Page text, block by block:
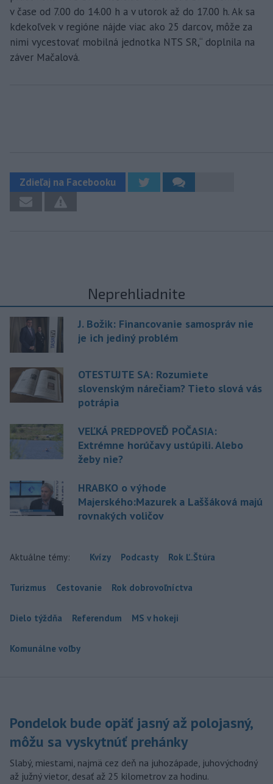
v čase od 7.00 do 14.00 h a v utorok až do 17.00 h. Ak sa
kdekoľvek v regióne nájde viac ako 25 darcov, môže za
nimi vycestovať mobilná jednotka NTS SR,“ doplnila na
záver Mačalová.
Zdieľaj na Facebooku
Neprehliadnite
J. Božik: Financovanie samospráv nie
je ich jediný problém
OTESTUJTE SA: Rozumiete
slovenským nárečiam? Tieto slová vás
potrápia
VEĽKÁ PREDPOVEĎ POČASIA:
Extrémne horúčavy ustúpili. Alebo
žeby nie?
HRABKO o výhode
Majerského:Mazurek a Laššáková majú
rovnakých voličov
Aktuálne témy: Kvízy Podcasty Rok Ľ.Štúra
Turizmus Cestovanie Rok dobrovoľníctva
Dielo týždňa Referendum MS v hokeji
Komunálne voľby
Pondelok bude opäť jasný až polojasný,
môžu sa vyskytnúť prehánky
Slabý, miestami, najmä cez deň na juhozápade, juhovýchodný
až južný vietor, desať až 25 kilometrov za hodinu.